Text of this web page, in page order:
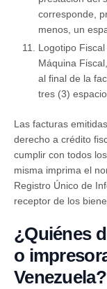
corresponde,
menos, un
Logotipo
Máquina
al final de la
tres (3)
Las facturas
derecho a crédito
cumplir con todos
misma imprima el
Registro Único de
receptor de los
¿Quiénes
o
Venezuela?